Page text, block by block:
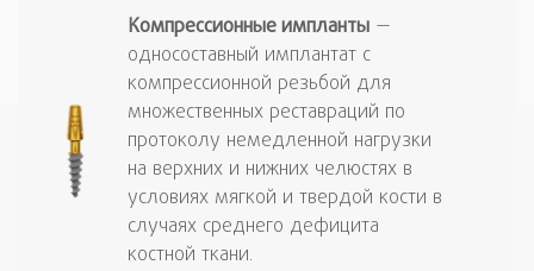
Компрессионныеимпланты —
односоставный имплантат с
компрессионной резьбой для
множественных реставраций по
протоколу немедленной нагрузки
на верхних и нижних челюстях в
условиях мягкой и твердой кости в
случаях среднего дефицита
костной ткани.